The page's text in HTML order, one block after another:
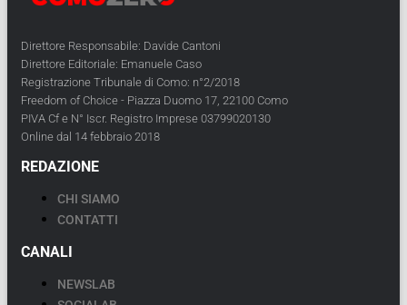
Direttore Responsabile: Davide Cantoni
Direttore Editoriale: Emanuele Caso
Registrazione Tribunale di Como: n°2/2018
Freedom of Choice - Piazza Duomo 17, 22100 Como
PIVA Cf e N° Iscr. Registro Imprese 03799020130
Online dal 14 febbraio 2018
REDAZIONE
CHI SIAMO
CONTATTI
CANALI
NEWSLAB